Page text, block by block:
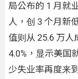
局公布的 1 月就
人，创 3 个月新
值则从 25.6 万人
4.0%，显示美国
少失业率再度来